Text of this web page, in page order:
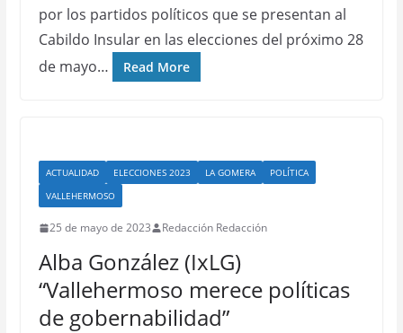
por los partidos políticos que se presentan al
Cabildo Insular en las elecciones del próximo 28
de mayo…
Read More
ACTUALIDAD ELECCIONES 2023 LA GOMERA
POLÍTICA
VALLEHERMOSO
25 de mayo de 2023 Redacción Redacción
Alba González (IxLG)
“Vallehermoso merece políticas
de gobernabilidad”